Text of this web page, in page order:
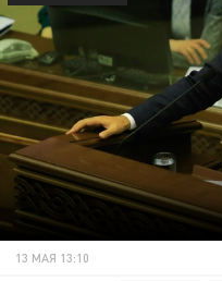
13 МАЯ 13:10